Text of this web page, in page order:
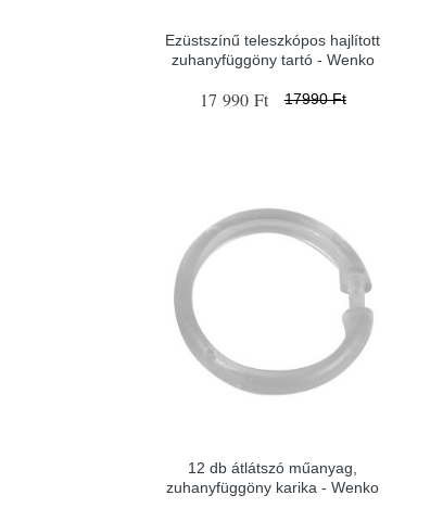
Ezüstszínű teleszkópos hajlított
zuhanyfüggöny tartó - Wenko
17 990 Ft 17990 Ft
12 db átlátszó műanyag,
zuhanyfüggöny karika - Wenko